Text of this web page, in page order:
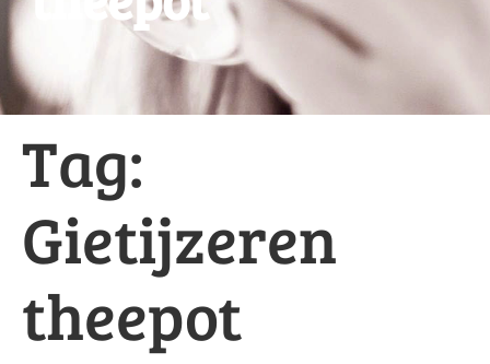
Tag:
Gietijzeren
theepot